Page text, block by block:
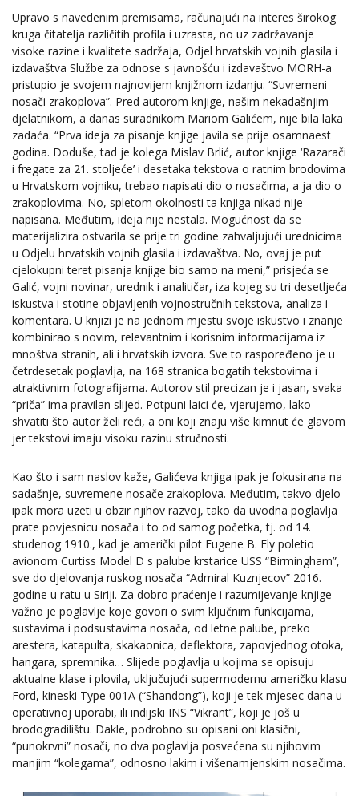
Upravo s navedenim premisama, računajući na interes širokog
kruga čitatelja različitih profila i uzrasta, no uz zadržavanje
visoke razine i kvalitete sadržaja, Odjel hrvatskih vojnih glasila i
izdavaštva Službe za odnose s javnošću i izdavaštvo MORH-a
pristupio je svojem najnovijem knjižnom izdanju: “Suvremeni
nosači zrakoplova”. Pred autorom knjige, našim nekadašnjim
djelatnikom, a danas suradnikom Mariom Galićem, nije bila laka
zadaća. “Prva ideja za pisanje knjige javila se prije osamnaest
godina. Doduše, tad je kolega Mislav Brlić, autor knjige ‘Razarači
i fregate za 21. stoljeće’ i desetaka tekstova o ratnim brodovima
u Hrvatskom vojniku, trebao napisati dio o nosačima, a ja dio o
zrakoplovima. No, spletom okolnosti ta knjiga nikad nije
napisana. Međutim, ideja nije nestala. Mogućnost da se
materijalizira ostvarila se prije tri godine zahvaljujući urednicima
u Odjelu hrvatskih vojnih glasila i izdavaštva. No, ovaj je put
cjelokupni teret pisanja knjige bio samo na meni,” prisjeća se
Galić, vojni novinar, urednik i analitičar, iza kojeg su tri desetljeća
iskustva i stotine objavljenih vojnostručnih tekstova, analiza i
komentara. U knjizi je na jednom mjestu svoje iskustvo i znanje
kombinirao s novim, relevantnim i korisnim informacijama iz
mnoštva stranih, ali i hrvatskih izvora. Sve to raspoređeno je u
četrdesetak poglavlja, na 168 stranica bogatih tekstovima i
atraktivnim fotografijama. Autorov stil precizan je i jasan, svaka
“priča” ima pravilan slijed. Potpuni laici će, vjerujemo, lako
shvatiti što autor želi reći, a oni koji znaju više kimnut će glavom
jer tekstovi imaju visoku razinu stručnosti.
Kao što i sam naslov kaže, Galićeva knjiga ipak je fokusirana na
sadašnje, suvremene nosače zrakoplova. Međutim, takvo djelo
ipak mora uzeti u obzir njihov razvoj, tako da uvodna poglavlja
prate povjesnicu nosača i to od samog početka, tj. od 14.
studenog 1910., kad je američki pilot Eugene B. Ely poletio
avionom Curtiss Model D s palube krstarice USS “Birmingham”,
sve do djelovanja ruskog nosača “Admiral Kuznjecov” 2016.
godine u ratu u Siriji. Za dobro praćenje i razumijevanje knjige
važno je poglavlje koje govori o svim ključnim funkcijama,
sustavima i podsustavima nosača, od letne palube, preko
arestera, katapulta, skakaonica, deflektora, zapovjednog otoka,
hangara, spremnika… Slijede poglavlja u kojima se opisuju
aktualne klase i plovila, uključujući supermodernu američku klasu
Ford, kineski Type 001A (“Shandong”), koji je tek mjesec dana u
operativnoj uporabi, ili indijski INS “Vikrant”, koji je još u
brodogradilištu. Dakle, podrobno su opisani oni klasični,
“punokrvni” nosači, no dva poglavlja posvećena su njihovim
manjim “kolegama”, odnosno lakim i višenamjenskim nosačima.